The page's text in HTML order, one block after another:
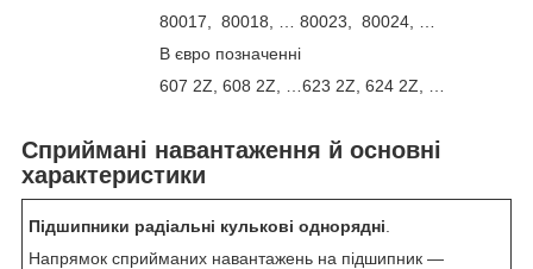
80017, 80018, … 80023, 80024, …
В євро позначенні
607 2Z, 608 2Z, …623 2Z, 624 2Z, …
Сприймані навантаження й основні
характеристики
Підшипники радіальні кулькові однорядні
Напрямок сприйманих навантажень на підшипник —